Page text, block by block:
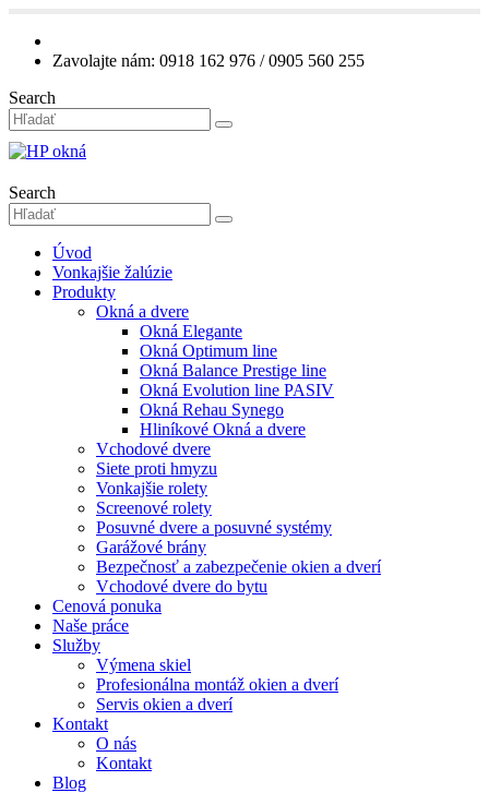
Zavolajte nám: 0918 162 976 / 0905 560 255
Search
Search
Úvod
Vonkajšie žalúzie
Produkty
Okná a dvere
Okná Elegante
Okná Optimum line
Okná Balance Prestige line
Okná Evolution line PASIV
Okná Rehau Synego
Hliníkové Okná a dvere
Vchodové dvere
Siete proti hmyzu
Vonkajšie rolety
Screenové rolety
Posuvné dvere a posuvné systémy
Garážové brány
Bezpečnosť a zabezpečenie okien a dverí
Vchodové dvere do bytu
Cenová ponuka
Naše práce
Služby
Výmena skiel
Profesionálna montáž okien a dverí
Servis okien a dverí
Kontakt
O nás
Kontakt
Blog